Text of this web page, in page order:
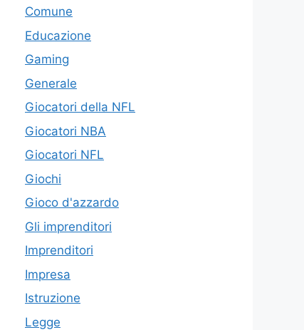
Comune
Educazione
Gaming
Generale
Giocatori della NFL
Giocatori NBA
Giocatori NFL
Giochi
Gioco d'azzardo
Gli imprenditori
Imprenditori
Impresa
Istruzione
Legge